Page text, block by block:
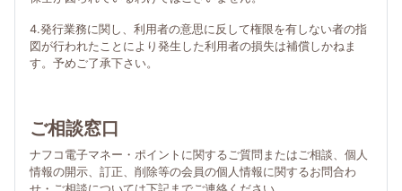
4.発行業務に関し、利用者の意思に反して権限を有しない者の指
図が行われたことにより発生した利用者の損失は補償しかねま
す。予めご了承下さい。
ご相談窓口
ナフコ電子マネー・ポイントに関するご質問またはご相談、個人
情報の開示、訂正、削除等の会員の個人情報に関するお問合わ